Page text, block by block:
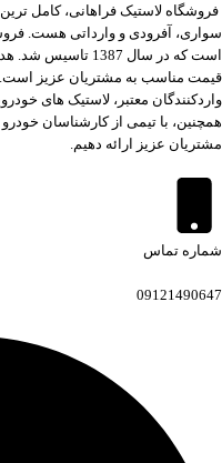
فروشگاه لاستیک فراهانی، کامل
سواری، آفرودی و وارداتی هست.
است که در سال 1387
قیمت مناسب به مشتریان عزیز است.
واردکنندگان معتبر، لاستیک های
همچنین، با تیمی از کارشناسان
مشتریان عزیز ارائه دهیم.
شماره تماس
09121490647